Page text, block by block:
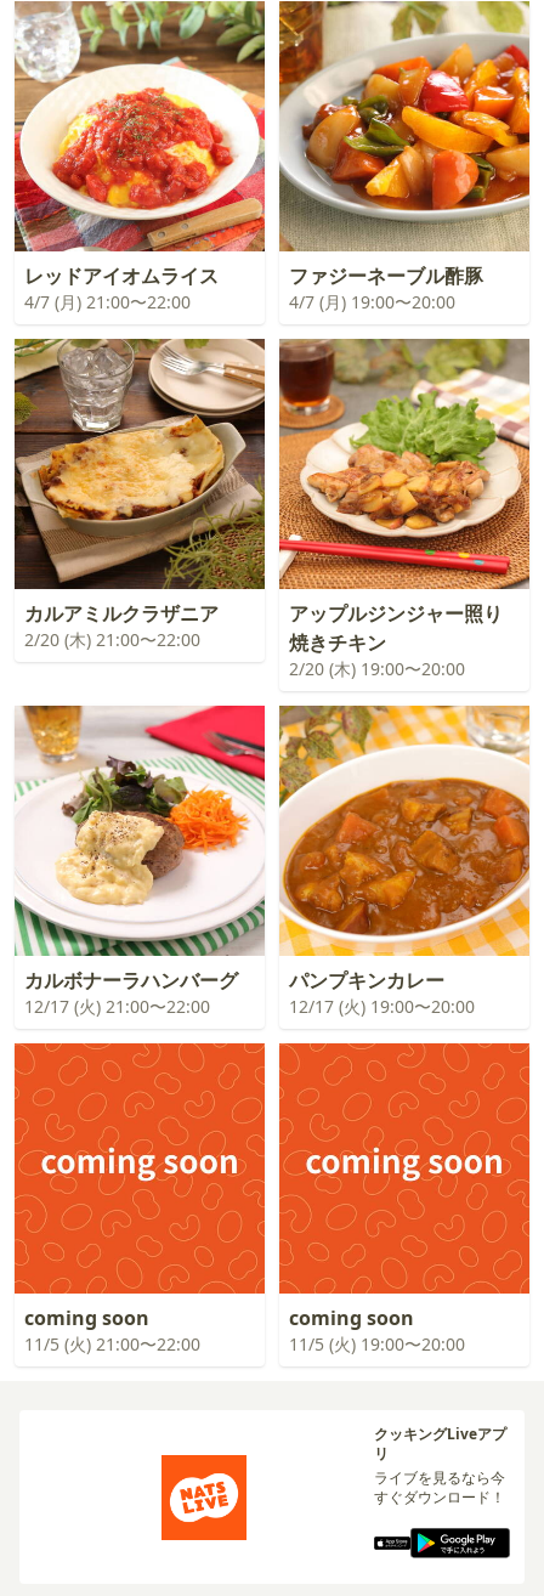
レッドアイオムライス
4/7 (月) 21:00〜22:00
ファジーネーブル酢豚
4/7 (月) 19:00〜20:00
カルアミルクラザニア
2/20 (木) 21:00〜22:00
アップルジンジャー照り
焼きチキン
2/20 (木) 19:00〜20:00
カルボナーラハンバーグ
12/17 (火) 21:00〜22:00
パンプキンカレー
12/17 (火) 19:00〜20:00
coming soon
11/5 (火) 21:00〜22:00
coming soon
11/5 (火) 19:00〜20:00
クッキングLiveアプ
リ
ライブを見るなら今
すぐダウンロード！